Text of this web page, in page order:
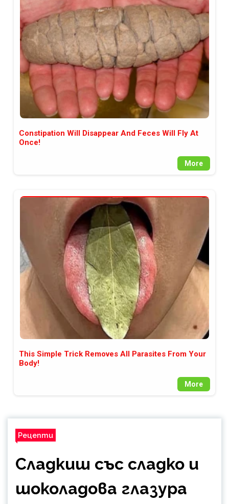
Constipation Will Disappear And Feces Will Fly At
Once!
More
This Simple Trick Removes All Parasites From Your
Body!
More
Рецепти
Сладкиш със сладко и
шоколадова глазура